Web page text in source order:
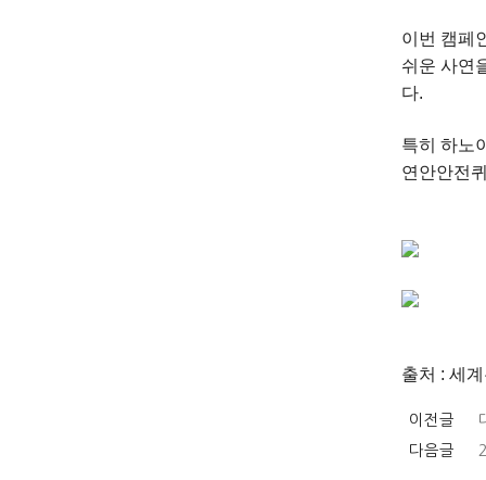
이번 캠페
쉬운 사연
다.
특히 하노
연안안전
출처 : 세
이전글
다음글